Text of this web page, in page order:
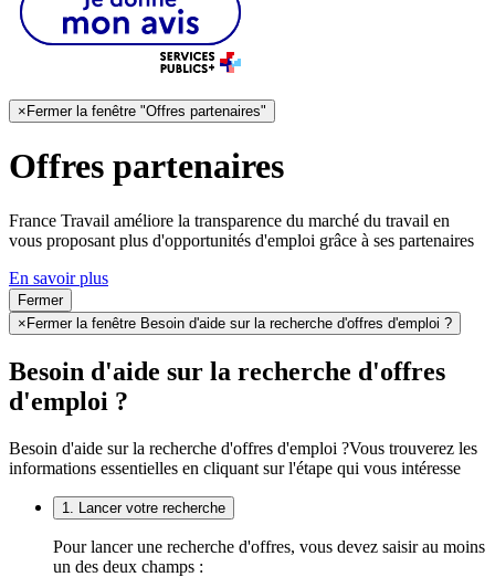
× Fermer la fenêtre "Offres partenaires"
Offres partenaires
France Travail améliore la transparence du marché du travail en
vous proposant plus d'opportunités d'emploi grâce à ses partenaires
En savoir plus
Fermer
× Fermer la fenêtre Besoin d'aide sur la recherche d'offres d'emploi ?
Besoin d'aide sur la recherche d'offres
d'emploi ?
Besoin d'aide sur la recherche d'offres d'emploi ?Vous trouverez les
informations essentielles en cliquant sur l'étape qui vous intéresse
1. Lancer votre recherche
Pour lancer une recherche d'offres, vous devez saisir au moins
un des deux champs :